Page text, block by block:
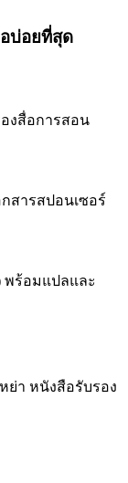
บ่อยที่สุด
งสื่อการสอน
กสารสปอนเซอร์
พร้อมแปลและ
ย่า หนังสือรับรอง